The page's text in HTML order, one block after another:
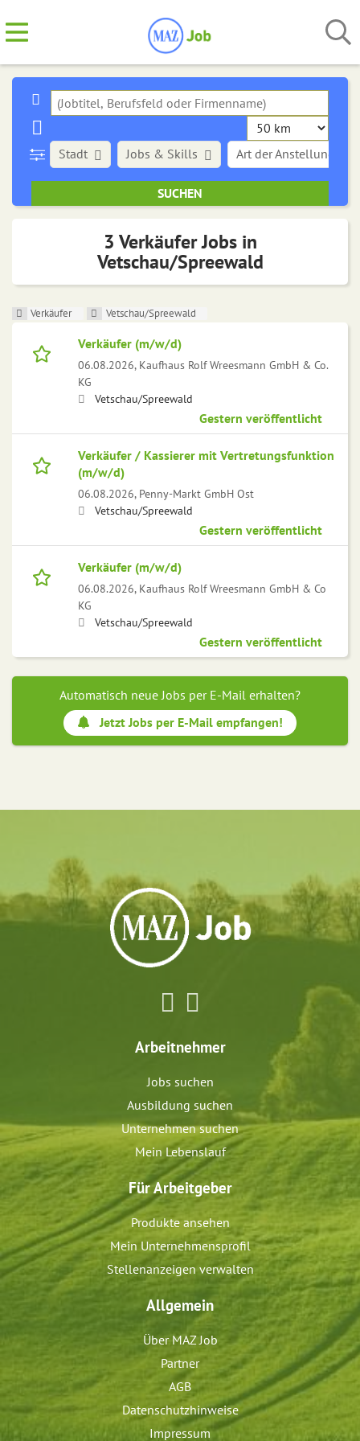
Stadt Art der Anstellung
Jobs & Skills
3 Verkäufer Jobs in
Vetschau/Spreewald
Verkäufer Vetschau/Spreewald
Verkäufer (m/w/d)
06.08.2026, Kaufhaus Rolf Wreesmann GmbH & Co.
KG
Vetschau/Spreewald
Gestern veröffentlicht
Verkäufer / Kassierer mit Vertretungsfunktion
(m/w/d)
06.08.2026, Penny-Markt GmbH Ost
Vetschau/Spreewald
Gestern veröffentlicht
Verkäufer (m/w/d)
06.08.2026, Kaufhaus Rolf Wreesmann GmbH & Co
KG
Vetschau/Spreewald
Gestern veröffentlicht
Automatisch neue Jobs per E-Mail erhalten?
Jetzt Jobs per E-Mail empfangen!
Arbeitnehmer
Jobs suchen
Ausbildung suchen
Unternehmen suchen
Mein Lebenslauf
Für Arbeitgeber
Produkte ansehen
Mein Unternehmensprofil
Stellenanzeigen verwalten
Allgemein
Über MAZ Job
Partner
AGB
Datenschutzhinweise
Impressum